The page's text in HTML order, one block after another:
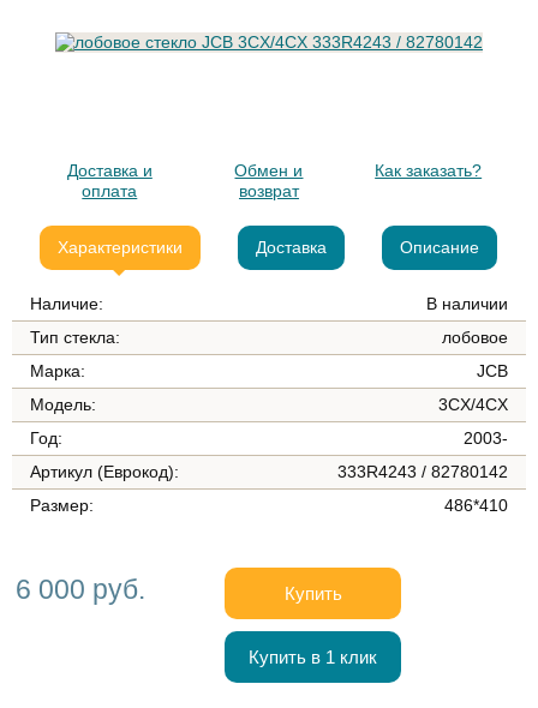
Доставка и
оплата
Обмен и
возврат
Как заказать?
Характеристики Доставка Описание
Наличие:
В наличии
Тип стекла:
лобовое
Марка:
JCB
Модель:
3CX/4CX
Год:
2003-
Артикул (Еврокод):
333R4243 / 82780142
Размер:
486*410
6 000 руб. Купить
Купить в 1 клик